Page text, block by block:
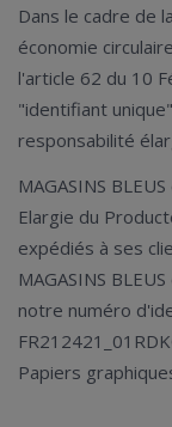
Dans le cadre de
économie
l'article 62 du 10
"identifiant
responsabilité
MAGASINS
Elargie du
expédiés à ses
MAGASINS
notre numéro
Papiers